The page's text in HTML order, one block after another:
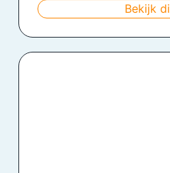
Bekijk